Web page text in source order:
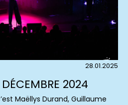
28.01.2025
2024
Maëllys Durand, Guillaume